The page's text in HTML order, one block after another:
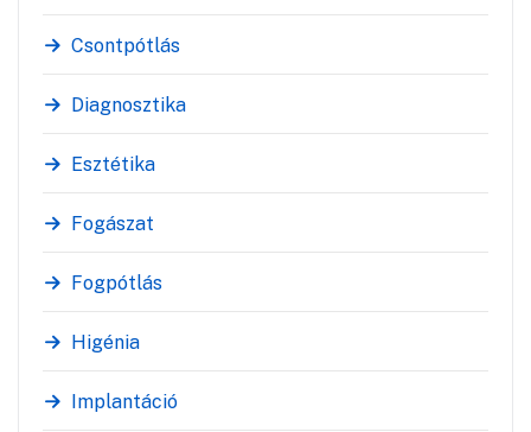
Csontpótlás
Diagnosztika
Esztétika
Fogászat
Fogpótlás
Higénia
Implantáció